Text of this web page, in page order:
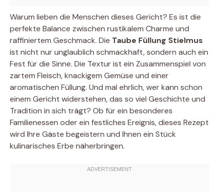
Warum lieben die Menschen dieses Gericht? Es ist die
perfekte Balance zwischen rustikalem Charme und
raffiniertem Geschmack. Die Taube Füllung Stielmus
ist nicht nur unglaublich schmackhaft, sondern auch ein
Fest für die Sinne. Die Textur ist ein Zusammenspiel von
zartem Fleisch, knackigem Gemüse und einer
aromatischen Füllung. Und mal ehrlich, wer kann schon
einem Gericht widerstehen, das so viel Geschichte und
Tradition in sich trägt? Ob für ein besonderes
Familienessen oder ein festliches Ereignis, dieses Rezept
wird Ihre Gäste begeistern und Ihnen ein Stück
kulinarisches Erbe näherbringen.